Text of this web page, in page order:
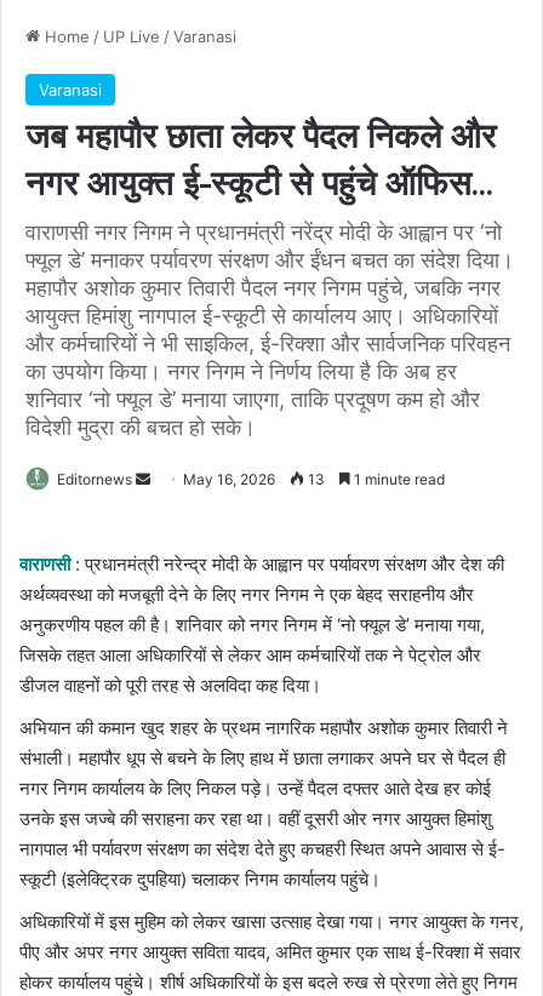
Home / UP Live /Varanasi
Varanasi
जब महापौर छाता लेकर पैदल निकले और
नगर आयुक्त ई-स्कूटी से पहुंचे ऑफिस…
वाराणसी नगर निगम ने प्रधानमंत्री नरेंद्र मोदी के आह्वान पर ‘नो
फ्यूल डे’ मनाकर पर्यावरण संरक्षण और ईंधन बचत का संदेश दिया।
महापौर अशोक कुमार तिवारी पैदल नगर निगम पहुंचे, जबकि नगर
आयुक्त हिमांशु नागपाल ई-स्कूटी से कार्यालय आए। अधिकारियों
और कर्मचारियों ने भी साइकिल, ई-रिक्शा और सार्वजनिक परिवहन
का उपयोग किया। नगर निगम ने निर्णय लिया है कि अब हर
शनिवार ‘नो फ्यूल डे’ मनाया जाएगा, ताकि प्रदूषण कम हो और
विदेशी मुद्रा की बचत हो सके।
Editornews
Send May 16, 2026 13 1 minute read
वाराणसी : प्रधानमंत्री नरेन्द्र मोदी के आह्वान पर पर्यावरण संरक्षण और देश की
अर्थव्यवस्था को मजबूती देने के लिए नगर निगम ने एक बेहद सराहनीय और
अनुकरणीय पहल की है। शनिवार को नगर निगम में ‘नो फ्यूल डे’ मनाया गया,
जिसके तहत आला अधिकारियों से लेकर आम कर्मचारियों तक ने पेट्रोल और
डीजल वाहनों को पूरी तरह से अलविदा कह दिया।
अभियान की कमान खुद शहर के प्रथम नागरिक महापौर अशोक कुमार तिवारी ने
संभाली। महापौर धूप से बचने के लिए हाथ में छाता लगाकर अपने घर से पैदल ही
नगर निगम कार्यालय के लिए निकल पड़े। उन्हें पैदल दफ्तर आते देख हर कोई
उनके इस जज्बे की सराहना कर रहा था। वहीं दूसरी ओर नगर आयुक्त हिमांशु
नागपाल भी पर्यावरण संरक्षण का संदेश देते हुए कचहरी स्थित अपने आवास से ई-
स्कूटी (इलेक्ट्रिक दुपहिया) चलाकर निगम कार्यालय पहुंचे।
अधिकारियों में इस मुहिम को लेकर खासा उत्साह देखा गया। नगर आयुक्त के गनर,
पीए और अपर नगर आयुक्त सविता यादव, अमित कुमार एक साथ ई-रिक्शा में सवार
होकर कार्यालय पहुंचे। शीर्ष अधिकारियों के इस बदले रुख से प्रेरणा लेते हुए निगम